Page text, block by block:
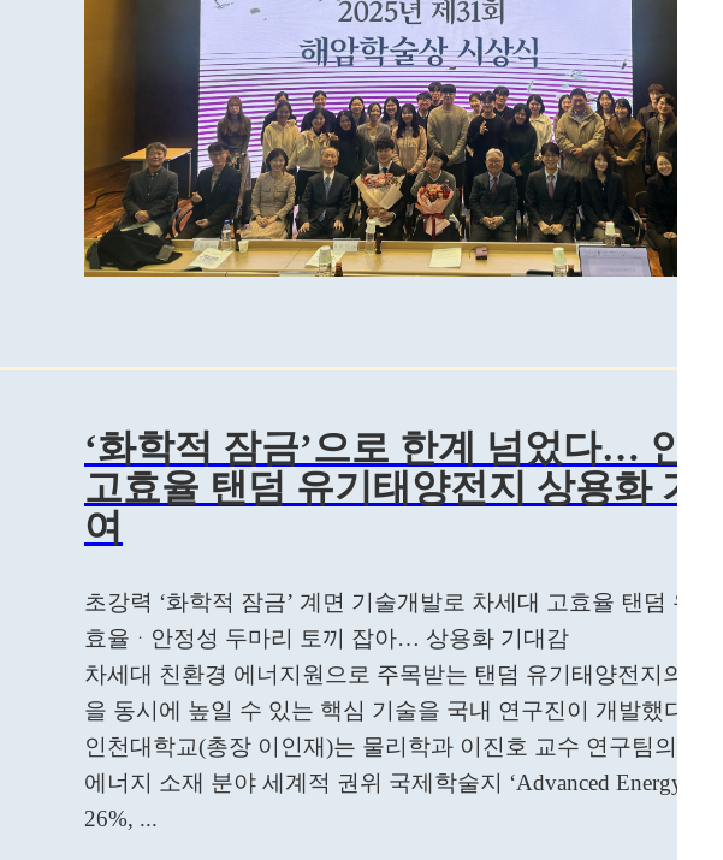
‘화학적 잠금’으로 한계 넘었다… 인
고효율 탠덤 유기태양전지 상용화 가
여
초강력 ‘화학적 잠금’ 계면 기술개발로 차세대 고효율 탠덤 유
효율ᆞ안정성 두마리 토끼 잡아… 상용화 기대감
차세대 친환경 에너지원으로 주목받는 탠덤 유기태양전지의 성
을 동시에 높일 수 있는 핵심 기술을 국내 연구진이 개발했다.
인천대학교(총장 이인재)는 물리학과 이진호 교수 연구팀의 연
에너지 소재 분야 세계적 권위 국제학술지 ‘Advanced Energy
26%, ...